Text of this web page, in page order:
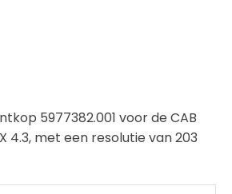
5977382.001 voor de CAB
4.3, met een resolutie van 203